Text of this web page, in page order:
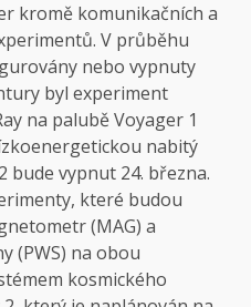
kromě komunikačních a
V průběhu
nebo vypnuty
byl experiment
na palubě Voyager 1
nabitý
bude vypnut 24. března.
které budou
(MAG) a
(PWS) na obou
kosmického